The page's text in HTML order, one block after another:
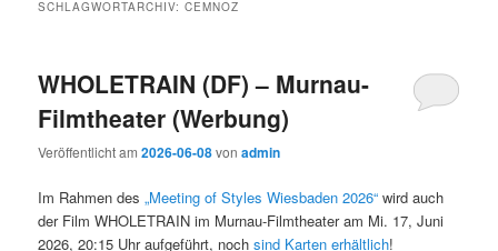
SCHLAGWORTARCHIV:CEMNOZ
WHOLETRAIN (DF) – Murnau-
Filmtheater (Werbung)
Veröffentlicht am2026-06-08vonadmin
Im Rahmen des „Meeting of Styles Wiesbaden 2026“ wird auch
der Film WHOLETRAIN im Murnau-Filmtheater am Mi. 17, Juni
2026, 20:15 Uhr aufgeführt, nochsind Karten erhältlich!